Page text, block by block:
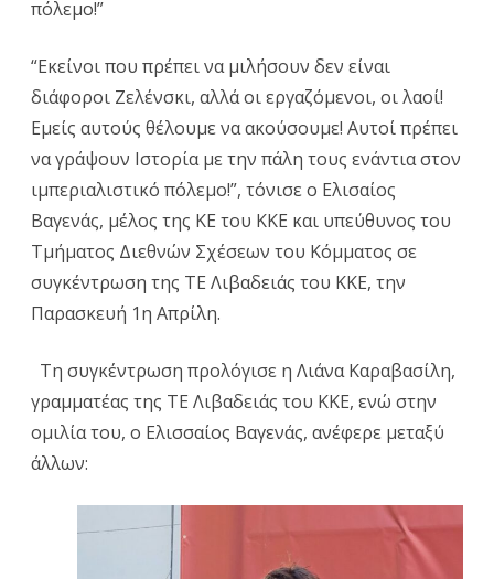
λαοί
Ιστορία
με
πάλη
πόλεμο!”
“Εκείνοι που πρέπει να μιλήσουν δεν είναι
διάφοροι Ζελένσκι, αλλά οι εργαζόμενοι, οι λαοί!
Εμείς αυτούς θέλουμε να ακούσουμε! Αυτοί πρέπει
να γράψουν Ιστορία με την πάλη τους ενάντια στον
ιμπεριαλιστικό πόλεμο!”, τόνισε ο Ελισαίος
Βαγενάς, μέλος της ΚΕ του ΚΚΕ και υπεύθυνος του
Τμήματος Διεθνών Σχέσεων του Κόμματος σε
συγκέντρωση της ΤΕ Λιβαδειάς του ΚΚΕ, την
Παρασκευή 1η Απρίλη.
Τη συγκέντρωση προλόγισε η Λιάνα Καραβασίλη,
γραμματέας της ΤΕ Λιβαδειάς του ΚΚΕ, ενώ στην
ομιλία του, ο Ελισσαίος Βαγενάς, ανέφερε μεταξύ
άλλων: